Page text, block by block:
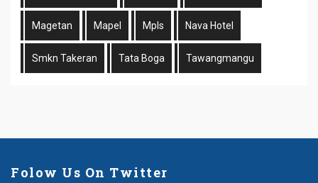
Magetan Mapel Mpls Nava Hotel
Smkn Takeran Tata Boga Tawangmangu
Folow Us On Twitter